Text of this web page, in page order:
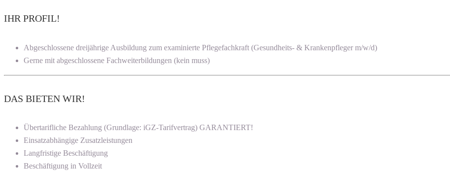
IHR PROFIL!
Abgeschlossene dreijährige Ausbildung zum examinierte Pflegefachkraft (Gesundheits- & Krankenpfleger m/w/d)
Gerne mit abgeschlossene Fachweiterbildungen (kein muss)
DAS BIETEN WIR!
Übertarifliche Bezahlung (Grundlage: iGZ-Tarifvertrag) GARANTIERT!
Einsatzabhängige Zusatzleistungen
Langfristige Beschäftigung
Beschäftigung in Vollzeit